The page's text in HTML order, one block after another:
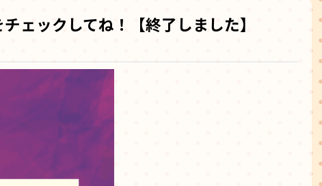
ェックしてね！【終了しました】